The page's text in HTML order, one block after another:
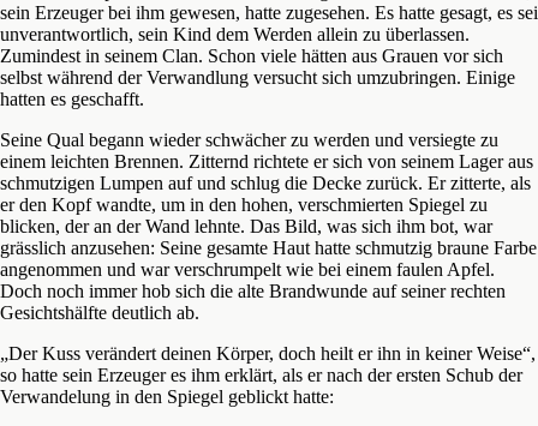
sein Erzeuger bei ihm gewesen, hatte zugesehen. Es hatte gesagt, es sei
unverantwortlich, sein Kind dem Werden allein zu überlassen.
Zumindest in seinem Clan. Schon viele hätten aus Grauen vor sich
selbst während der Verwandlung versucht sich umzubringen. Einige
hatten es geschafft.
Seine Qual begann wieder schwächer zu werden und versiegte zu
einem leichten Brennen. Zitternd richtete er sich von seinem Lager aus
schmutzigen Lumpen auf und schlug die Decke zurück. Er zitterte, als
er den Kopf wandte, um in den hohen, verschmierten Spiegel zu
blicken, der an der Wand lehnte. Das Bild, was sich ihm bot, war
grässlich anzusehen: Seine gesamte Haut hatte schmutzig braune Farbe
angenommen und war verschrumpelt wie bei einem faulen Apfel.
Doch noch immer hob sich die alte Brandwunde auf seiner rechten
Gesichtshälfte deutlich ab.
„Der Kuss verändert deinen Körper, doch heilt er ihn in keiner Weise“,
so hatte sein Erzeuger es ihm erklärt, als er nach der ersten Schub der
Verwandelung in den Spiegel geblickt hatte: